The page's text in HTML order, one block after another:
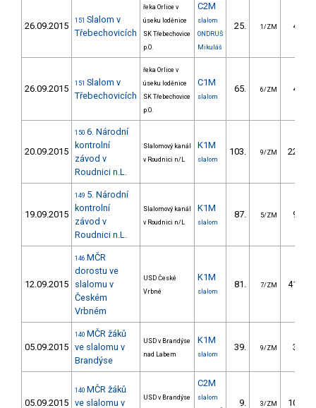
26.09.2015 151 Slalom v
Třebechovicích
řeka Orlice v
úseku loděnice
SK Třebechovice
p.O.
C2M
slalom
ONDRUŠ
Mikuláš
25. 1/ZM 48.90
26.09.2015 151 Slalom v
Třebechovicích
řeka Orlice v
úseku loděnice
SK Třebechovice
p.O.
C1M
slalom
65. 6/ZM 44.90
20.09.2015
150 6. Národní
kontrolní
závod v
Roudnici n.L.
Slalomový kanál
v Roudnici n/L
K1M
slalom
103. 9/ZM 227.49
19.09.2015
149 5. Národní
kontrolní
závod v
Roudnici n.L.
Slalomový kanál
v Roudnici n/L
K1M
slalom
87. 5/ZM 96.13
12.09.2015
146 MČR
dorostu ve
slalomu v
Českém
Vrbném
USD České
Vrbné
K1M
slalom
81. 7/ZM 413.52
05.09.2015
140 MČR žáků
ve slalomu v
Brandýse
USD v Brandýse
nad Labem
K1M
slalom
39. 9/ZM 37.73
05.09.2015
140 MČR žáků
ve slalomu v
USD v Brandýse
C2M
slalom
9. 3/ZM 103.80